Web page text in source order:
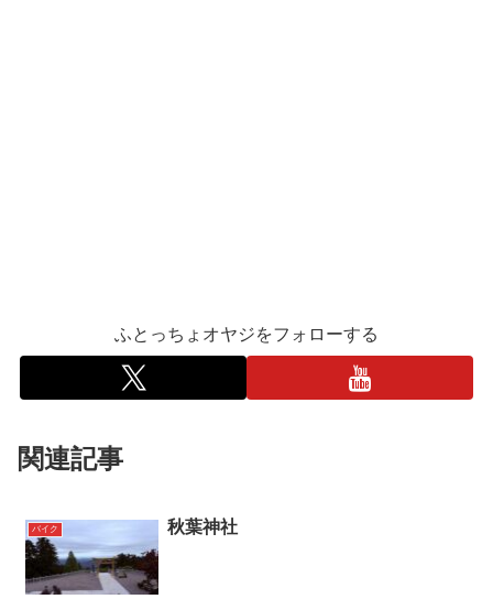
ふとっちょオヤジをフォローする
関連記事
バイク 秋葉神社